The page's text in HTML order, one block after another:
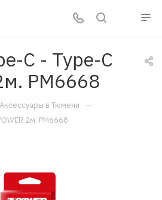
C - Type-C
PM6668
Аксессуары в Тюмени —
2м. PM6668